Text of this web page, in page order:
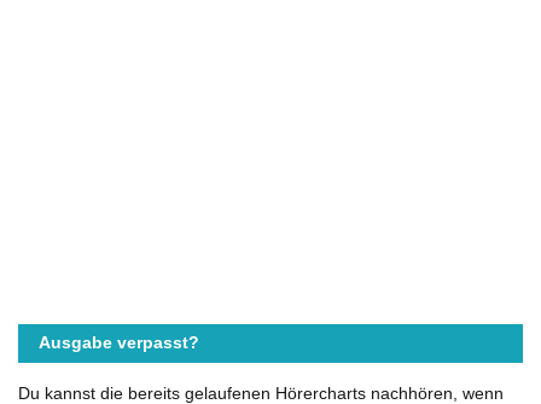
Ausgabe verpasst?
Du kannst die bereits gelaufenen Hörercharts nachhören, wenn